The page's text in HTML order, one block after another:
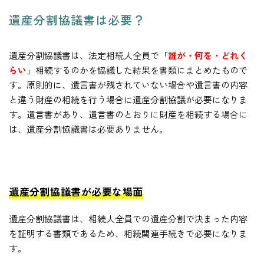
遺産分割協議書は必要？
遺産分割協議書は、法定相続人全員で「誰が・何を・どれく
らい 」相続するのかを協議した結果を書類にまとめたもので
す。原則的に、遺言書が残されていない場合や遺言書の内容
と違う財産の相続を行う場合に遺産分割協議が必要になりま
す。遺言書があり、遺言書のとおりに財産を相続する場合に
は、遺産分割協議書は必要ありません。
遺産分割協議書が必要な場面
遺産分割協議書は、相続人全員での遺産分割で決まった内容
を証明する書類であるため、相続関連手続きで必要になりま
す。